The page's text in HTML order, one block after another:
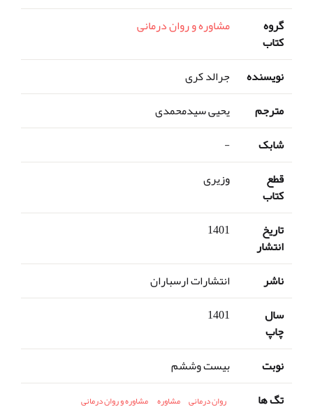
گروه
کتاب
مشاوره و روان درمانی
نویسنده
جرالد کری
مترجم
یحیی سیدمحمدی
شابک
-
قطع
کتاب
وزیری
تاریخ
انتشار
1401
ناشر
انتشارات ارسباران
سال
چاپ
1401
نوبت
بیست وششم
تگ ها
روان درمانی مشاوره مشاوره و روان درمانی